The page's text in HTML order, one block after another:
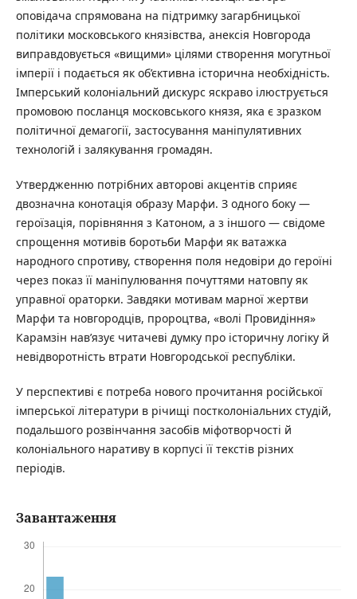
оповідача спрямована на підтримку загарбницької
політики московського князівства, анексія Новгорода
виправдовується «вищими» цілями створення могутньої
імперії і подається як об’єктивна історична необхідність.
Імперський колоніальний дискурс яскраво ілюструється
промовою посланця московського князя, яка є зразком
політичної демагогії, застосування маніпулятивних
технологій і залякування громадян.
Утвердженню потрібних авторові акцентів сприяє
двозначна конотація образу Марфи. З одного боку —
героїзація, порівняння з Катоном, а з іншого — свідоме
спрощення мотивів боротьби Марфи як ватажка
народного спротиву, створення поля недовіри до героїні
через показ її маніпулювання почуттями натовпу як
управної ораторки. Завдяки мотивам марної жертви
Марфи та новгородців, пророцтва, «волі Провидіння»
Карамзін нав’язує читачеві думку про історичну логіку й
невідворотність втрати Новгородської республіки.
У перспективі є потреба нового прочитання російської
імперської літератури в річищі постколоніальних студій,
подальшого розвінчання засобів міфотворчості й
колоніального наративу в корпусі її текстів різних
періодів.
Завантаження